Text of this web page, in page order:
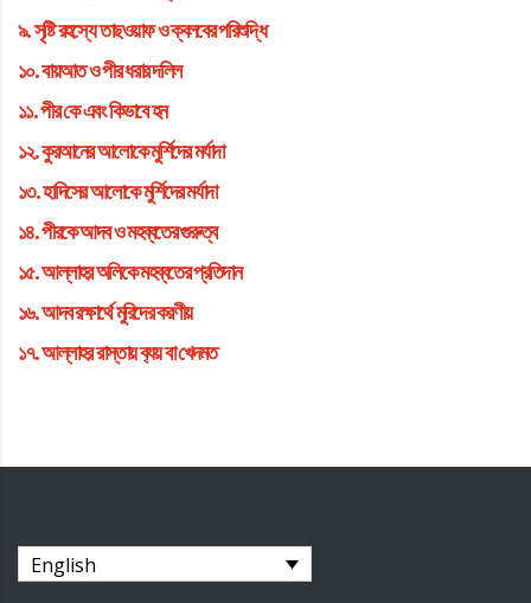
৯.সৃষ্টি রহস্যে তাছওয়াফ ও ক্বলবের পরিশুদ্ধি
১০.বায়আত ও পীর ধরার দলিল
১১.পীর কে এবং কিভাবে হন
১২.কুরআনের আলোকে মুর্শিদের মর্যাদা
১৩.হাদিসের আলোকে মুর্শিদের মর্যাদা
১৪.পীরকে আদব ও মহব্বতের গুরুত্ব
১৫.আল্লাহর অলিকে মহব্বতের প্রতিদান
১৬.আদব রক্ষার্থে মুরিদের করণীয়
১৭.আল্লাহর রাস্তায় ব‍্যয় বা খেদমত
English